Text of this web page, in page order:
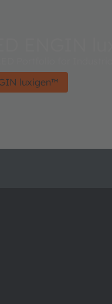
luxigen™